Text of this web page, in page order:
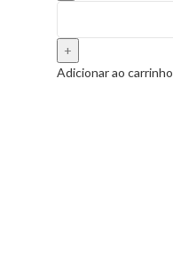
Adicionar ao carrinho